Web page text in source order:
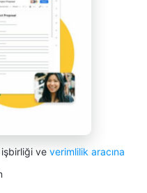
işbirliği ve verimlilik aracına